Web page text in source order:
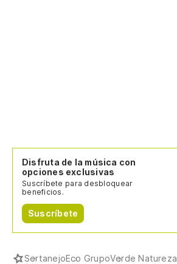
Disfruta de la música con
opciones exclusivas
Suscríbete para desbloquear
beneficios.
Suscríbete
SertanejoEco GrupoVerde Natureza